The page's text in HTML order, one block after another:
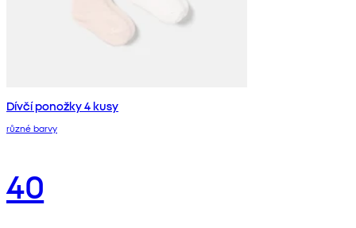
Dívčí ponožky 4 kusy
různé barvy
40